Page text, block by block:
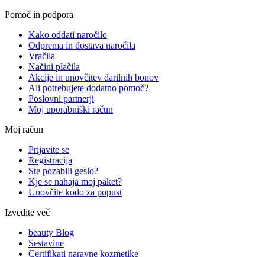
Pomoč in podpora
Kako oddati naročilo
Odprema in dostava naročila
Vračila
Načini plačila
Akcije in unovčitev darilnih bonov
Ali potrebujete dodatno pomoč?
Poslovni partnerji
Moj uporabniški račun
Moj račun
Prijavite se
Registracija
Ste pozabili geslo?
Kje se nahaja moj paket?
Unovčite kodo za popust
Izvedite več
beauty Blog
Sestavine
Certifikati naravne kozmetike